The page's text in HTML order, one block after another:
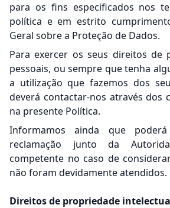
para os fins especificados nos
política e em estrito
Geral sobre a Proteção de Dados.
Para exercer os seus direitos de
pessoais, ou sempre que tenha
a utilização que fazemos dos
deverá contactar-nos através dos
na presente Política.
Informamos ainda que
reclamação junto da
competente no caso de
não foram devidamente atendidos.
Direitos de propriedade